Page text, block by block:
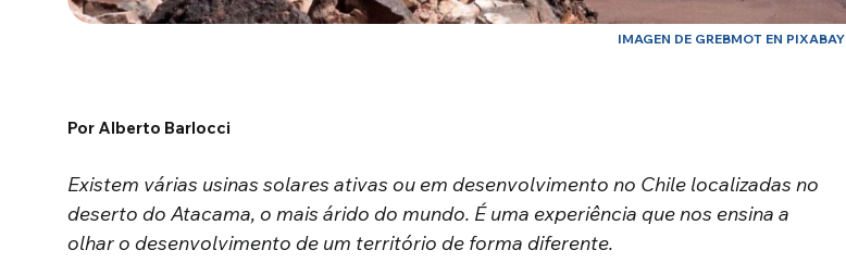
IMAGEN DE GREBMOT EN PIXABAY
Por Alberto Barlocci
Existem várias usinas solares ativas ou em desenvolvimento no Chile localizadas no
deserto do Atacama, o mais árido do mundo. É uma experiência que nos ensina a
olhar o desenvolvimento de um território de forma diferente.